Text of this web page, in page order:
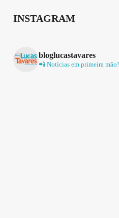
INSTAGRAM
bloglucastavares
📲 Notícias em primeira mão!